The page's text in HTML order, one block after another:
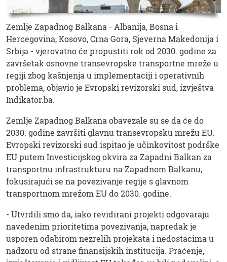
Zemlje Zapadnog Balkana - Albanija, Bosna i
Hercegovina, Kosovo, Crna Gora, Sjeverna Makedonija i
Srbija - vjerovatno će propustiti rok od 2030. godine za
završetak osnovne transevropske transportne mreže u
regiji zbog kašnjenja u implementaciji i operativnih
problema, objavio je Evropski revizorski sud, izvještva
Indikator.ba.
Zemlje Zapadnog Balkana obavezale su se da će do
2030. godine završiti glavnu transevropsku mrežu EU.
Evropski revizorski sud ispitao je učinkovitost podrške
EU putem Investicijskog okvira za Zapadni Balkan za
transportnu infrastrukturu na Zapadnom Balkanu,
fokusirajući se na povezivanje regije s glavnom
transportnom mrežom EU do 2030. godine.
- Utvrdili smo da, iako revidirani projekti odgovaraju
navedenim prioritetima povezivanja, napredak je
usporen odabirom nezrelih projekata i nedostacima u
nadzoru od strane finansijskih institucija. Praćenje,